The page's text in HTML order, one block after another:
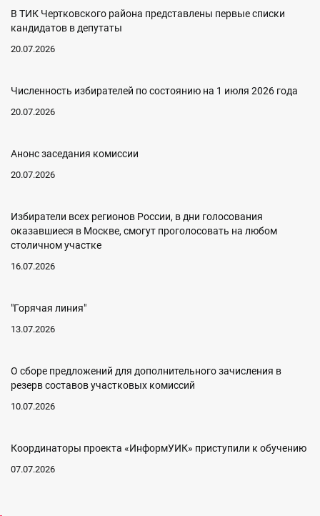
В ТИК Чертковского района представлены первые списки
кандидатов в депутаты
20.07.2026
Численность избирателей по состоянию на 1 июля 2026 года
20.07.2026
Анонс заседания комиссии
20.07.2026
Избиратели всех регионов России, в дни голосования
оказавшиеся в Москве, смогут проголосовать на любом
столичном участке
16.07.2026
"Горячая линия"
13.07.2026
О сборе предложений для дополнительного зачисления в
резерв составов участковых комиссий
10.07.2026
Координаторы проекта «ИнформУИК» приступили к обучению
07.07.2026